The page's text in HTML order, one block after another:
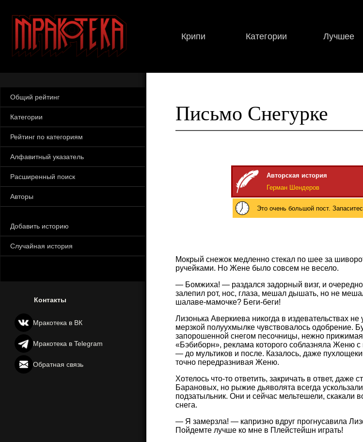
Крипи Категории Лучшее
Общий рейтинг
Категории
Рейтинг по категориям
Алфавитный указатель
Расширенный поиск
Авторы
Добавить историю
Случайная история
Контакты
Мракотека в ВК
Мракотека в Telegram
Обратная связь
Письмо Снегурке
Авторская история
Герман Шендеров
Это очень большой пост.
Мокрый снежок медленно стекал по шее за
ручейками. Но Жене было совсем не весело.
— Бомжиха! — раздался задорный визг, и
залепил рот, нос, глаза, мешал дышать, но не
шалаве-мамочке? Беги-беги!
Лизонька Аверкиева никогда в издевательствах
мерзкой полуухмылке чувствовалось одобрение.
запорошенной снегом песочницы, нежно
«Бэбиборн», реклама которого соблазняла Женю
— до мультиков и после. Казалось, даже
точно передразнивая Женю.
Хотелось что-то ответить, закричать в ответ, даже
Барановых, но рыжие дьяволята всегда
подзатыльник. Они и сейчас мельтешели, скакали
снега.
— Я замерзла! — капризно вдруг прогнусавила
Пойдемте лучше ко мне в Плейстейшн играть!